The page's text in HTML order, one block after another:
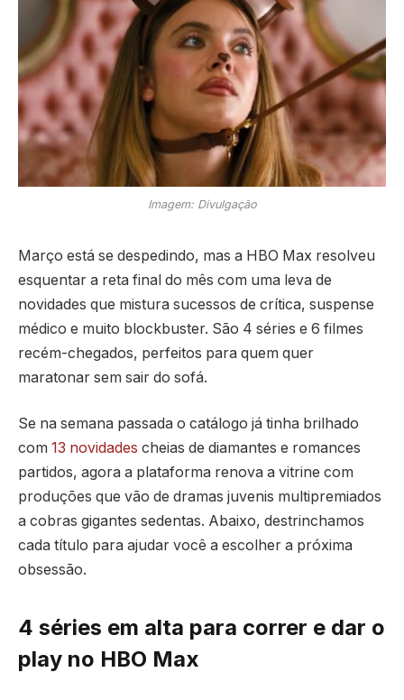
Imagem: Divulgação
Março está se despedindo, mas a HBO Max resolveu
esquentar a reta final do mês com uma leva de
novidades que mistura sucessos de crítica, suspense
médico e muito blockbuster. São 4 séries e 6 filmes
recém-chegados, perfeitos para quem quer
maratonar sem sair do sofá.
Se na semana passada o catálogo já tinha brilhado
com 13 novidades cheias de diamantes e romances
partidos, agora a plataforma renova a vitrine com
produções que vão de dramas juvenis multipremiados
a cobras gigantes sedentas. Abaixo, destrinchamos
cada título para ajudar você a escolher a próxima
obsessão.
4 séries em alta para correr e dar o
play no HBO Max